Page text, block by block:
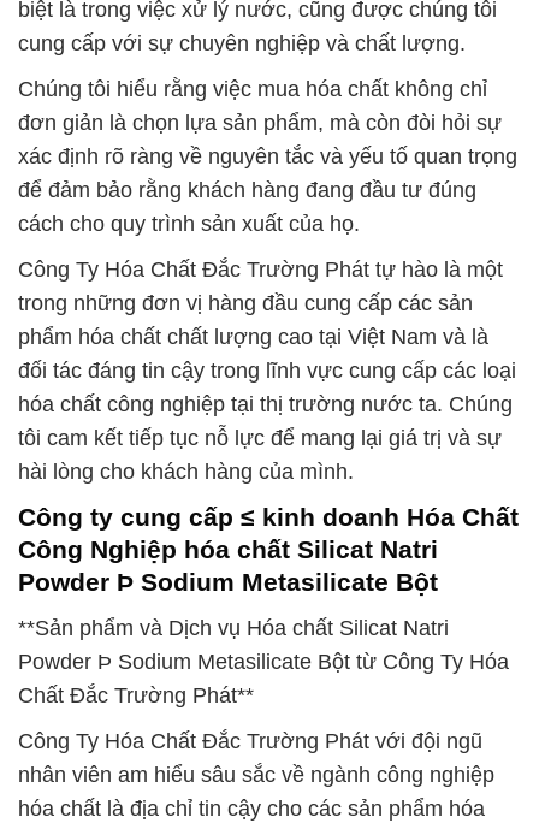
biệt là trong việc xử lý nước, cũng được chúng tôi
cung cấp với sự chuyên nghiệp và chất lượng.
Chúng tôi hiểu rằng việc mua hóa chất không chỉ
đơn giản là chọn lựa sản phẩm, mà còn đòi hỏi sự
xác định rõ ràng về nguyên tắc và yếu tố quan trọng
để đảm bảo rằng khách hàng đang đầu tư đúng
cách cho quy trình sản xuất của họ.
Công Ty Hóa Chất Đắc Trường Phát tự hào là một
trong những đơn vị hàng đầu cung cấp các sản
phẩm hóa chất chất lượng cao tại Việt Nam và là
đối tác đáng tin cậy trong lĩnh vực cung cấp các loại
hóa chất công nghiệp tại thị trường nước ta. Chúng
tôi cam kết tiếp tục nỗ lực để mang lại giá trị và sự
hài lòng cho khách hàng của mình.
Công ty cung cấp ≤ kinh doanh Hóa Chất
Công Nghiệp hóa chất Silicat Natri
Powder Þ Sodium Metasilicate Bột
**Sản phẩm và Dịch vụ Hóa chất Silicat Natri
Powder Þ Sodium Metasilicate Bột từ Công Ty Hóa
Chất Đắc Trường Phát**
Công Ty Hóa Chất Đắc Trường Phát với đội ngũ
nhân viên am hiểu sâu sắc về ngành công nghiệp
hóa chất là địa chỉ tin cậy cho các sản phẩm hóa